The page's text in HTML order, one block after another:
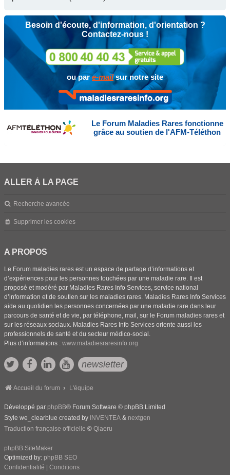
Besoin d'écoute, d'information, d'orientation ?
Contactez-nous !
ou pare-mailsur notre site
Le Forum Maladies Rares fonctionne
grâce au soutien de l'AFM-Téléthon
ALLER À LA PAGE
Recherche avancée
Supprimer les cookies
A PROPOS
Le Forum maladies rares est un espace de partage d’informations et
d’expériences pour les personnes touchées par une maladie rare. Il est
proposé et modéré par Maladies Rares Info Services, service national
d’information et de soutien sur les maladies rares. Maladies Rares Info Services
aide au quotidien les personnes concernées par une maladie rare dans leur
parcours de santé et de vie, par téléphone, mail, sur le Forum maladies rares et
sur les réseaux sociaux. Maladies Rares Info Services oriente aussi les
professionnels de santé et du secteur médico-social.
Plus d’informations : www.maladiesraresinfo.org
newsletter
Accueil du forum L'équipe
Développé par phpBB® Forum Software © phpBB Limited
Style we_clearblue created by INVENTEA & nextgen
Traduction française officielle © Qiaeru
phpBB SiteMaker
Optimized by: phpBB SEO
Confidentialité
Conditions